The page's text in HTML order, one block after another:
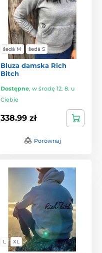
šedá M šedá S
Bluza damska Rich
Bitch
Dostępne, w środę 12. 8. u
Ciebie
338.99 zł
Porównaj
L XL